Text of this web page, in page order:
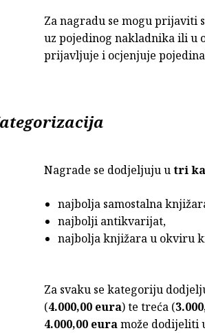
Za nagradu se mogu prijaviti
uz pojedinog nakladnika ili u
prijavljuje i ocjenjuje
Nagrade se dodjeljuju utri
najbolja samostalna
najbolji antikvarijat,
najbolja knjižara u okviru
Za svaku se kategoriju
(4.000,00 eura) te treća (
4.000,00 euramože dodijeliti